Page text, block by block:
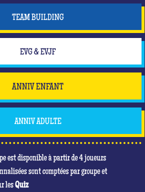
TEAM BUILDING
EVG & EVJF
ANNIV ENFANT
ANNIV ADULTE
est disponible à partir de 4 joueurs
sont comptées par groupe et
lesQuiz